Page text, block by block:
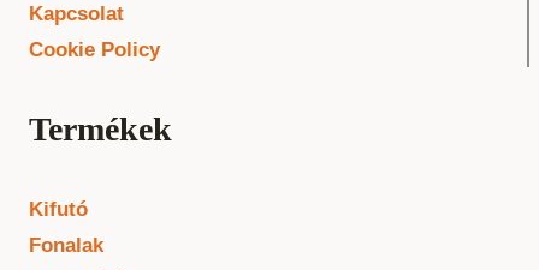
Kapcsolat
Cookie Policy
Termékek
Kifutó
Fonalak